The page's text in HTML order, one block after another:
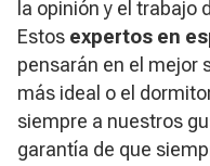
la opinión y el trabajo
Estos expertos en
pensarán en el mejor
más ideal o el
siempre a nuestros
garantía de que